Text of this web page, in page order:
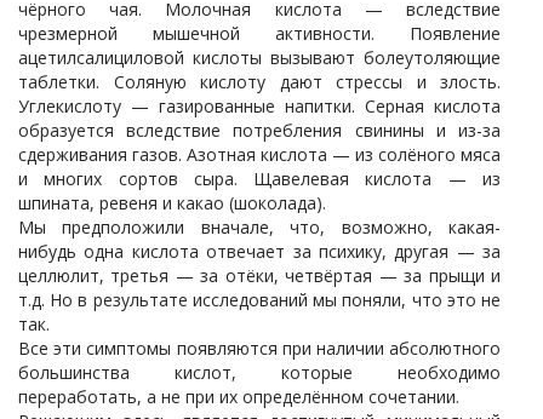
чёрного чая. Молочная кислота — вследствие
чрезмерной мышечной активности. Появление
ацетилсалициловой кислоты вызывают болеутоляющие
таблетки. Соляную кислоту дают стрессы и злость.
Углекислоту — газированные напитки. Серная кислота
образуется вследствие потребления свинины и из-за
сдерживания газов. Азотная кислота — из солёного мяса
и многих сортов сыра. Щавелевая кислота — из
шпината, ревеня и какао (шоколада).
Мы предположили вначале, что, возможно, какая-
нибудь одна кислота отвечает за психику, другая — за
целлюлит, третья — за отёки, четвёртая — за прыщи и
т.д. Но в результате исследований мы поняли, что это не
так.
Все эти симптомы появляются при наличии абсолютного
большинства кислот, которые необходимо
переработать, а не при их определённом сочетании.